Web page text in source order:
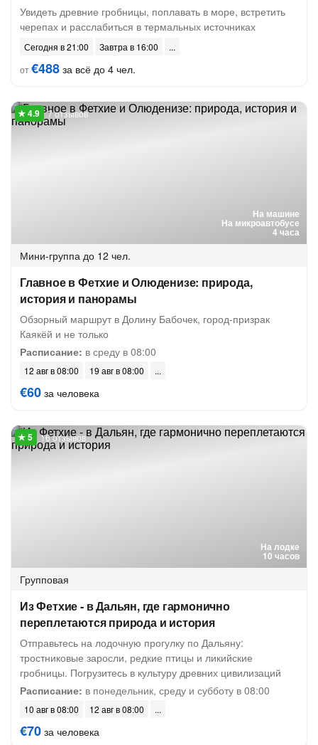
Увидеть древние гробницы, поплавать в море, встретить
черепах и расслабиться в термальных источниках
Сегодня в 21:00
Завтра в 16:00
от€488 за всё до 4 чел.
На машине
На микроавтобусе
4 часа
7 отзывов
Мини-группа до 12 чел.
Главное в Фетхие и Олюденизе: природа,
история и панорамы
Обзорный маршрут в Долину Бабочек, город-призрак
Каякёй и не только
Расписание: в среду в 08:00
12 авг в 08:00 19 авг в 08:00
€60 за человека
На лодке
10 часов
16 отзывов
Групповая
Из Фетхие - в Дальян, где гармонично
переплетаются природа и история
Отправьтесь на лодочную прогулку по Дальяну:
тростниковые заросли, редкие птицы и ликийские
гробницы. Погрузитесь в культуру древних цивилизаций
Расписание: в понедельник, среду и субботу в 08:00
10 авг в 08:00 12 авг в 08:00
€70 за человека